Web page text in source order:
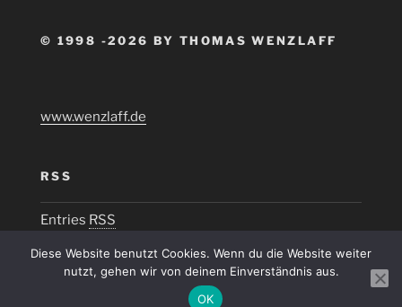
© 1998 -2026 BY THOMAS WENZLAFF
www.wenzlaff.de
RSS
Entries RSS
Diese Website benutzt Cookies. Wenn du die Website weiter
nutzt, gehen wir von deinem Einverständnis aus.
OK